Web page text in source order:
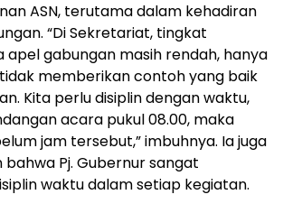
ASN, terutama dalam kehadiran
“Di Sekretariat, tingkat
apel gabungan masih rendah, hanya
tidak memberikan contoh yang baik
Kita perlu disiplin dengan waktu,
acara pukul 08.00, maka
jam tersebut,” imbuhnya. Ia juga
Pj. Gubernur sangat
waktu dalam setiap kegiatan.